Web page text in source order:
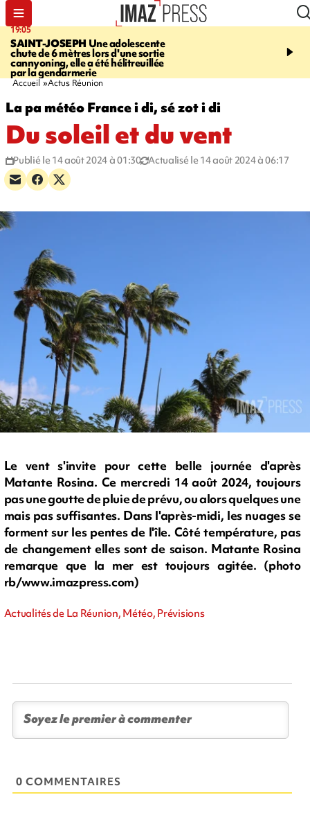
19:05
SAINT-JOSEPH Une adolescente
chute de 6 mètres lors d'une sortie
cannyoning, elle a été hélitreuillée
par la gendarmerie
20:44
rouée de coups,
Accueil Actus Réunion
La pa météo France i di, sé zot i di
Du soleil et du vent
Publié le 14 août 2024 à 01:30 Actualisé le 14 août 2024 à 06:17
Le vent s'invite pour cette belle journée d'après
Matante Rosina. Ce mercredi 14 août 2024, toujours
pas une goutte de pluie de prévu, ou alors quelques une
mais pas suffisantes. Dans l'après-midi, les nuages se
forment sur les pentes de l'île. Côté température, pas
de changement elles sont de saison. Matante Rosina
remarque que la mer est toujours agitée. (photo
rb/www.imazpress.com)
Actualités de La Réunion, Météo, Prévisions
0 COMMENTAIRES